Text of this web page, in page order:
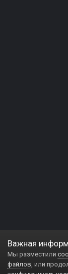
Важная
Мы разместили
файлов, или